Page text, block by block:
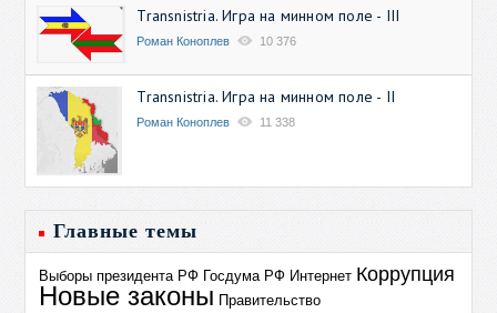
Transnistria. Игра на минном поле - III
Роман Коноплев 10 376
Transnistria. Игра на минном поле - II
Роман Коноплев 11 338
Главные темы
Выборы президента РФ Госдума РФ Интернет Коррупция
Новые законы Правительство